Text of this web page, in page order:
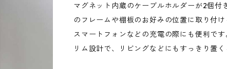
マグネット内蔵のケーブルホルダーが2個付
のフレームや棚板のお好みの位置に取り付け
スマートフォンなどの充電の際にも便利です
リム設計で、リビングなどにもすっきり置く